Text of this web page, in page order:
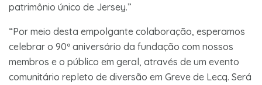
patrimônio único de Jersey.”
“Por meio desta empolgante colaboração, esperamos
celebrar o 90º aniversário da fundação com nossos
membros e o público em geral, através de um evento
comunitário repleto de diversão em Greve de Lecq. Será